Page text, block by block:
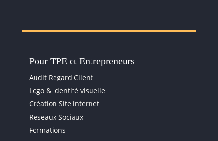
Pour TPE et Entrepreneurs
Audit Regard Client
Logo & Identité visuelle
Création Site internet
Réseaux Sociaux
Formations